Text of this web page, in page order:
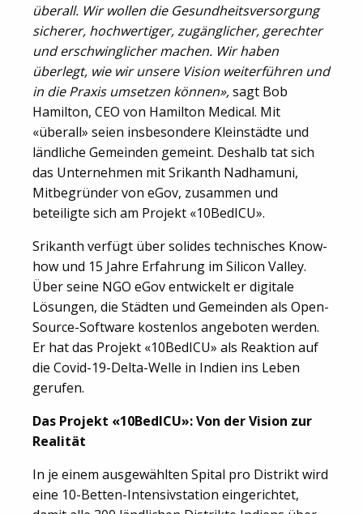
überall. Wir wollen die Gesundheitsversorgung
sicherer, hochwertiger, zugänglicher, gerechter
und erschwinglicher machen. Wir haben
überlegt, wie wir unsere Vision weiterführen und
in die Praxis umsetzen können»,sagt Bob
Hamilton, CEO von Hamilton Medical. Mit
«überall» seien insbesondere Kleinstädte und
ländliche Gemeinden gemeint. Deshalb tat sich
das Unternehmen mit Srikanth Nadhamuni,
Mitbegründer von eGov, zusammen und
beteiligte sich am Projekt «10BedICU».
Srikanth verfügt über solides technisches Know-
how und 15 Jahre Erfahrung im Silicon Valley.
Über seine NGO eGov entwickelt er digitale
Lösungen, die Städten und Gemeinden als Open-
Source-Software kostenlos angeboten werden.
Er hat das Projekt «10BedICU» als Reaktion auf
die Covid-19-Delta-Welle in Indien ins Leben
gerufen.
Das Projekt «10BedICU»: Von der Vision zur
Realität
In je einem ausgewählten Spital pro Distrikt wird
eine 10-Betten-Intensivstation eingerichtet,